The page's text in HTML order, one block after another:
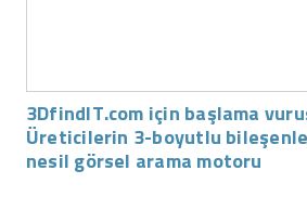
3DfindIT.com için başlama
Üreticilerin 3-boyutlu
nesil görsel arama motoru